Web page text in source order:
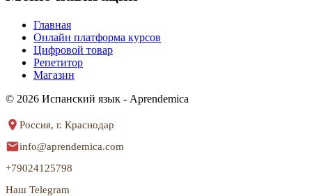
Главная
Онлайн платформа курсов
Цифровой товар
Репетитор
Магазин
© 2026 Испанский язык - Aprendemica
Россия, г. Краснодар
info@aprendemica.com
+79024125798
Наш Telegram